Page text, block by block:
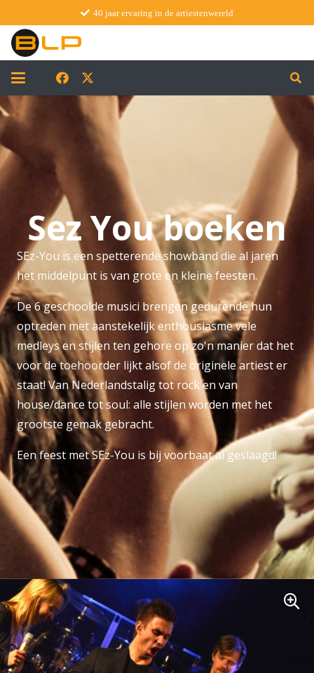
40 jaar ervaring in de artiestenwereld
Sez You boeken
SEz-You is een spetterende showband die al jaren
het middelpunt is van grote en kleine feesten.
De 6 geschoolde musici brengen gedurende hun
optreden met aanstekelijk enthousiasme vele
medleys en stijlen ten gehore op zo'n manier dat het
voor de toehoorder lijkt alsof de originele artiest er
staat! Van Nederlandstalig tot rock en van
house/dance tot soul: alle stijlen worden met het
grootste gemak gebracht.
Een feest met SEz-You is bij voorbaat al geslaagd!